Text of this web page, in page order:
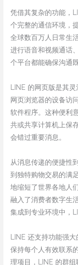
凭借其复杂的功能，
个完整的通信环境，
全球数百万人日常生
进行语音和视频通话
个平台都能确保沟通
LINE 的网页版是其
网页浏览器的设备访
软件程序。这种便利
共或共享计算机上保
会错过重要消息。
从消息传递的便捷性
到独特购物交易的满
地缩短了世界各地人
融入了消费者数字生
集成到专业环境中，
LINE 还支持功能强
保持每个人有效联系
理项目，LINE 的群